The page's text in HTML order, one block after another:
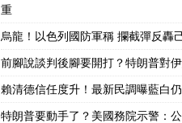
重
烏龍！以色列國防軍稱 攔截彈反轟
前腳說談判後腳要開打？特朗普對
賴清德信任度升！最新民調曝藍白
特朗普要動手了？美國務院示警：